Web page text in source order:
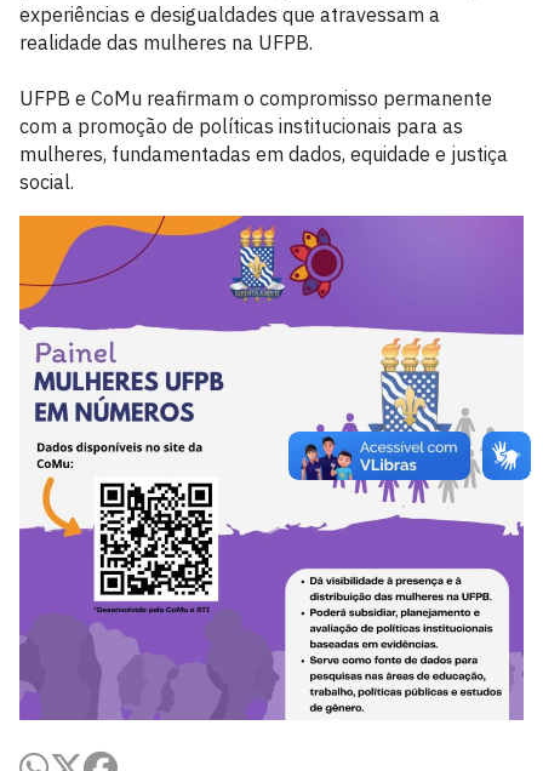
experiências e desigualdades que atravessam a
realidade das mulheres na UFPB.
UFPB e CoMu reafirmam o compromisso permanente
com a promoção de políticas institucionais para as
mulheres, fundamentadas em dados, equidade e justiça
social.